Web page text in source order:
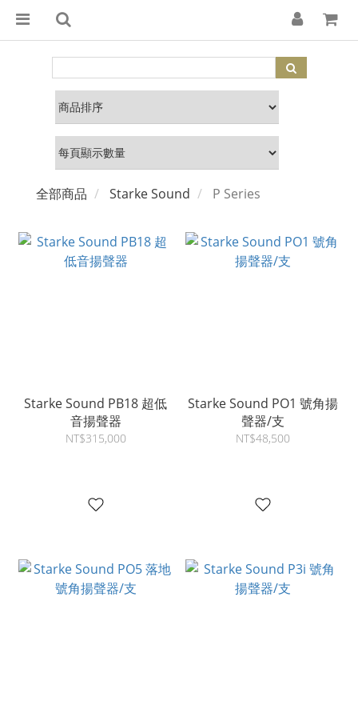
全部商品 Starke Sound P Series
Starke Sound PB18 超低
音揚聲器
NT$315,000
Starke Sound PO1 號角揚
聲器/支
NT$48,500